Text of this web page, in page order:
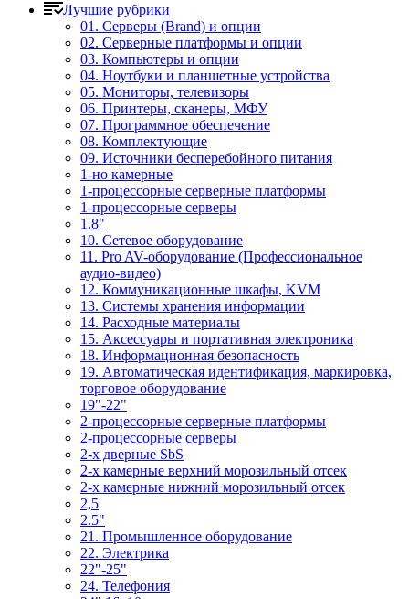
Лучшие рубрики
01. Серверы (Brand) и опции
02. Серверные платформы и опции
03. Компьютеры и опции
04. Ноутбуки и планшетные устройства
05. Мониторы, телевизоры
06. Принтеры, сканеры, МФУ
07. Программное обеспечение
08. Комплектующие
09. Источники бесперебойного питания
1-но камерные
1-процессорные серверные платформы
1-процессорные серверы
1.8"
10. Сетевое оборудование
11. Pro AV-оборудование (Профессиональное
аудио-видео)
12. Коммуникационные шкафы, KVM
13. Системы хранения информации
14. Расходные материалы
15. Аксессуары и портативная электроника
18. Информационная безопасность
19. Автоматическая идентификация, маркировка,
торговое оборудование
19"-22"
2-процессорные серверные платформы
2-процессорные серверы
2-х дверные SbS
2-х камерные верхний морозильный отсек
2-х камерные нижний морозильный отсек
2,5
2.5"
21. Промышленное оборудование
22. Электрика
22"-25"
24. Телефония